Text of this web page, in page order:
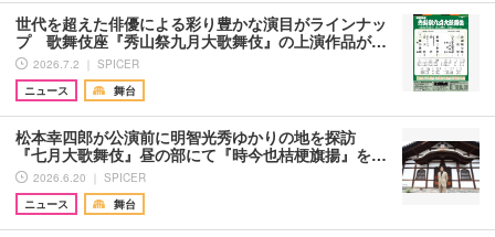
世代を超えた俳優による彩り豊かな演目がラインナッ
プ 歌舞伎座『秀山祭九月大歌舞伎』の上演作品が…
2026.7.2 ｜ SPICER
ニュース
舞台
松本幸四郎が公演前に明智光秀ゆかりの地を探訪
『七月大歌舞伎』昼の部にて『時今也桔梗旗揚』を…
2026.6.20 ｜ SPICER
ニュース
舞台